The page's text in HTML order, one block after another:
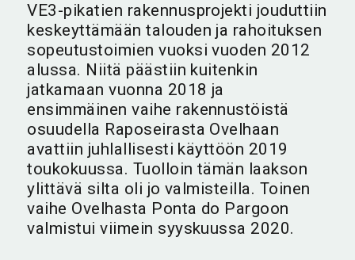
VE3-pikatien rakennusprojekti jouduttiin
keskeyttämään talouden ja rahoituksen
sopeutustoimien vuoksi vuoden 2012
alussa. Niitä päästiin kuitenkin
jatkamaan vuonna 2018 ja
ensimmäinen vaihe rakennustöistä
osuudella Raposeirasta Ovelhaan
avattiin juhlallisesti käyttöön 2019
toukokuussa. Tuolloin tämän laakson
ylittävä silta oli jo valmisteilla. Toinen
vaihe Ovelhasta Ponta do Pargoon
valmistui viimein syyskuussa 2020.